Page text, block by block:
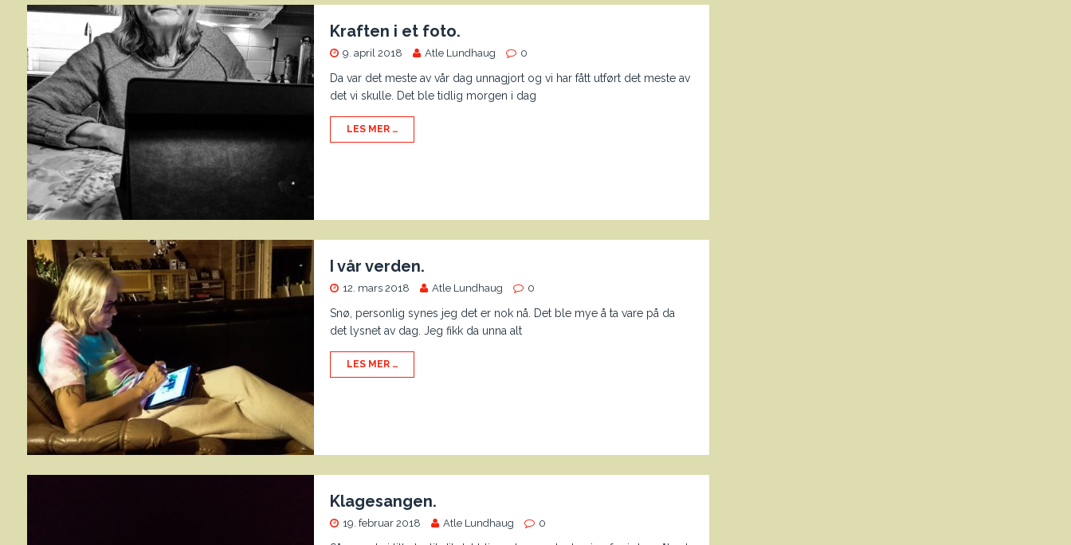
Kraften i et foto.
9. april 2018 Atle Lundhaug 0
Da var det meste av vår dag unnagjort og vi har fått utført det meste av
det vi skulle. Det ble tidlig morgen i dag
LES MER …
I vår verden.
12. mars 2018 Atle Lundhaug 0
Snø, personlig synes jeg det er nok nå. Det ble mye å ta vare på da
det lysnet av dag. Jeg fikk da unna alt
LES MER …
Klagesangen.
19. februar 2018 Atle Lundhaug 0